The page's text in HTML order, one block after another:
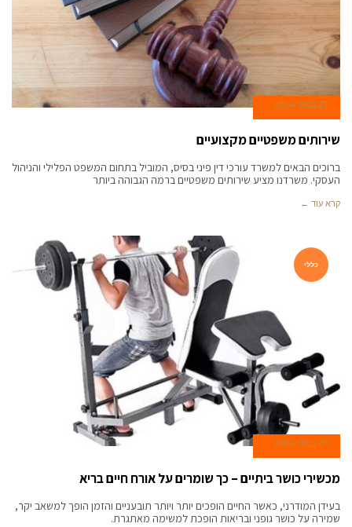
27 במאי 2024
שירותים משפטיים מקצועיים
ברוכים הבאים למשרד עורכי דין פיני בסיס, המוביל בתחום המשפט הפלילי והניהול
העסקי. משרדנו מציע שירותים משפטיים ברמה הגבוהה ביותר
קרא עוד ←
כללי
23 במאי 2024
מכשירי כושר ביתיים – כך שומרים על אורח חיים בריא
בעידן המודרני, כאשר החיים הופכים יותר ויותר תובעניים והזמן הופך למשאב יקר,
שמירה על כושר גופני ובריאות הופכת למשימה מאתגרת.